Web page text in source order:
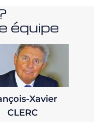
équipe
Xavier
CLERC